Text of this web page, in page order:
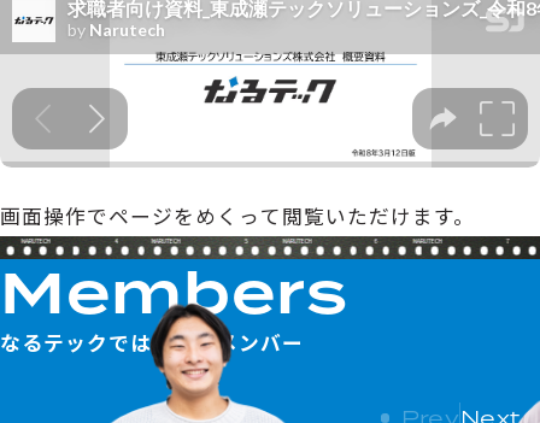
画面操作でページをめくって閲覧いただけます。
Members
なるテックではたらくメンバー